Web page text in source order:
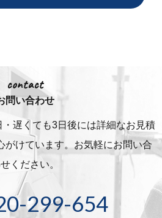
contact
問い合わせ
遅くても3日後には詳細なお見積
がけています。お気軽にお問い合
ください。
299-654